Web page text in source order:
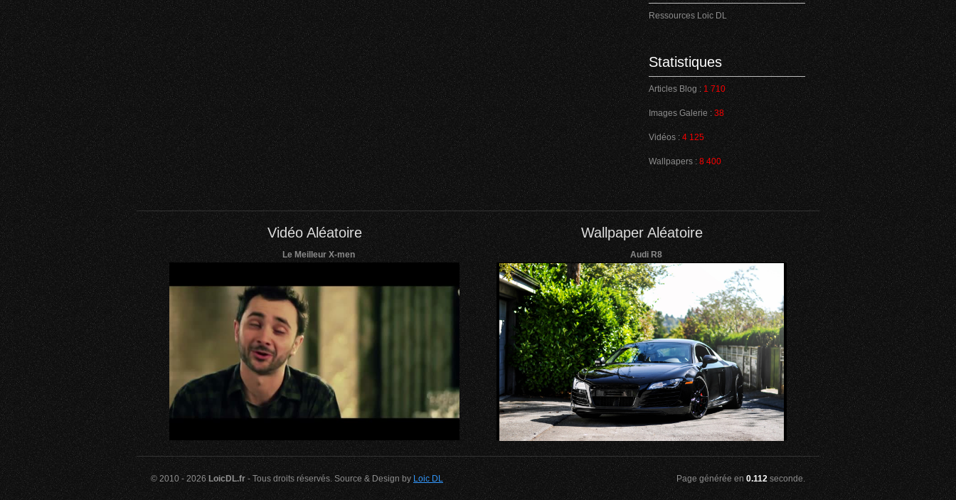
Ressources Loic DL
Statistiques
Articles Blog : 1 710
Images Galerie : 38
Vidéos : 4 125
Wallpapers :8 400
Vidéo Aléatoire
Le Meilleur X-men
Wallpaper Aléatoire
Audi R8
© 2010 - 2026LoicDL.fr - Tous droits réservés. Source & Design by Loic DL Page générée en 0.112 seconde.